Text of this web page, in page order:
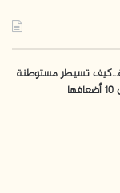
تسيطر مستوطنة